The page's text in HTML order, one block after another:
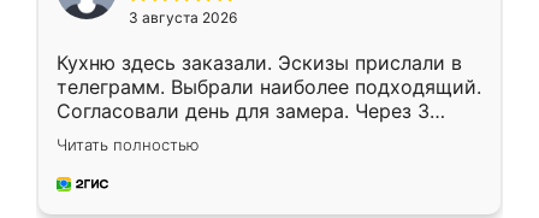
3 августа 2026
Кухню здесь заказали. Эскизы прислали в
телеграмм. Выбрали наиболее подходящий.
Согласовали день для замера. Через 3
недели кухня была уже готова. Остались
довольны работой. Спасибо Ренессанс
мебель за качественную работу!
Читать полностью